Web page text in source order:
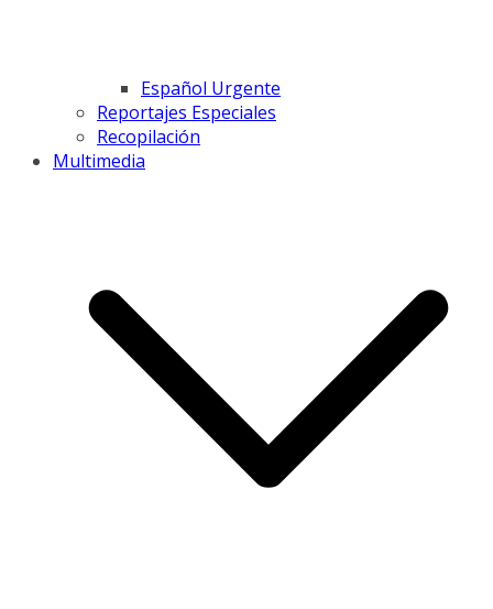
Español Urgente
Reportajes Especiales
Recopilación
Multimedia